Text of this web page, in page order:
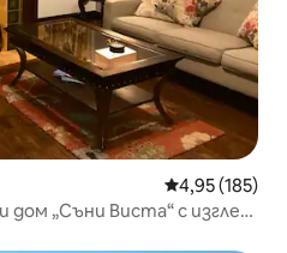
Средна
4,95 (185)
дом „Съни Виста“ с изглед